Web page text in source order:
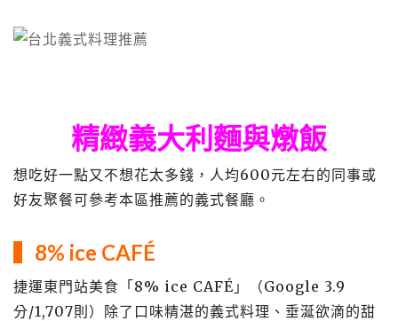
精緻義大利麵與燉飯
想吃好一點又不想花太多錢，人均600元左右的同事或
好友聚餐可參考本區推薦的義式餐廳。
▍8% ice CAFÉ
捷運東門站美食「8% ice CAFÉ」（Google 3.9
分/1,707則）除了口味精湛的義式料理、垂涎欲滴的甜